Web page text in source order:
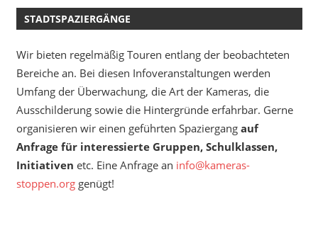
STADTSPAZIERGÄNGE
Wir bieten regelmäßig Touren entlang der beobachteten
Bereiche an. Bei diesen Infoveranstaltungen werden
Umfang der Überwachung, die Art der Kameras, die
Ausschilderung sowie die Hintergründe erfahrbar. Gerne
organisieren wir einen geführten Spaziergang auf
Anfrage für interessierte Gruppen, Schulklassen,
Initiativen etc. Eine Anfrage an info@kameras-
stoppen.orggenügt!